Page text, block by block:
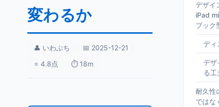
変わるか
👤 いわぶち
📅 2025-12-21
⭐ 4.8点
⏱️ 18m
デザイ
iPad
ブック
ディ
デザ
る工
耐久性
ではな